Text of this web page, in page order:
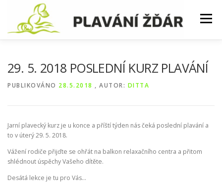
Menu
FOTKY
29. 5. 2018 POSLEDNÍ KURZ PLAVÁNÍ
PUBLIKOVÁNO 28.5.2018 , AUTOR: DITTA
Jarní plavecký kurz je u konce a příští týden nás čeká poslední plavání a
to v úterý 29. 5. 2018.
Vážení rodiče přijďte se ohřát na balkon relaxačního centra a přitom
shlédnout úspěchy Vašeho dítěte.
Desátá lekce je tu pro Vás…